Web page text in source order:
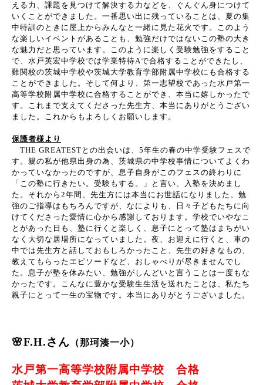
える力、課題を見つけて解決する力などを、ぐんぐん身につけて
いくことができました。一番思い出に残っていることは、夏の集
中特訓のときに屋上からみんなと一緒に見た花火です。このよう
な楽しいイベントがあることも、勉強だけではないこの塾の大き
な魅力だと思っています。このように楽しく受験勉強をすること
で、水戸英宏中学校では学業特待Aで合格することができたし、
難関校の茨城中学校や茨城大学教育学部附属中学校にも合格する
ことができました。そして何より、第一志望校であった水戸第一
高等学校附属中学校に合格することができ、本当に嬉しかったで
す。これまで支えてくださった先生方、本当にありがとうござい
ました。これからもよろしくお願いします。
保護者様より
THE GREATESTとの出会いは、5年生の春の中学受験フェスで
す。親の私が他県出身の為、茨城県の中学校事情についてよくわ
かっていなかったのですが、息子自身がこのフェスの終わりに
「この塾に行きたい。受験もする。」と言い、入塾を決めまし
た。それから2年間、先生方には本当にお世話になりました。勉
強のご指導はもちろんですが、なによりも、日々子どもたちに向
けてくださった愛情に心から感謝しております。学校でいやなこ
とがあった日も、塾に行くと楽しく、息子にとって塾はまちがい
なく大切な居場所になっていました。夜、お迎えに行くと、車の
中では先生方と話しておもしろかったこと、先生の好きなもの、
教えてもらったエピソードなど、おしゃべりが尽きませんでし
た。息子が塾を休みたい、勉強がしんどいと言うことは一度もな
かったです。こんなに豊かな受験生生活を送れたことは、私たち
親子にとって一生の宝物です。本当にありがとうございました。
🌸F.H.さん （那珂湊一小）
水戸第一高等学校附属中学校 合格